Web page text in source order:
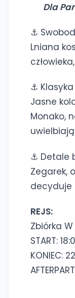
Dla
⚓
Lniana
⚓
Jasne
Monako,
⚓ Detale
Zegarek,
decyduje
REJS:
Zbiórka W
START:
KONIEC: